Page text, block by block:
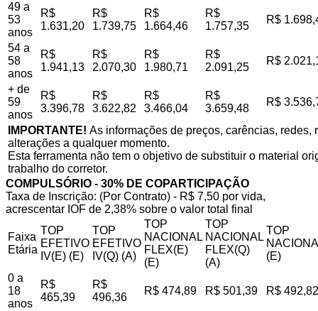
49 a
53
anos
R$
1.631,20
R$
1.739,75
R$
1.664,46
R$
1.757,35
R$
54 a
58
anos
R$
1.941,13
R$
2.070,30
R$
1.980,71
R$
2.091,25
R$
+ de
59
anos
R$
3.396,78
R$
3.622,82
R$
3.466,04
R$
3.659,48
R$
IMPORTANTE! As informações de preços, carências,
alterações a qualquer momento.
Esta ferramenta não tem o objetivo de substituir o material
trabalho do corretor.
COMPULSÓRIO - 30% DE COPARTICIPAÇÃO
Taxa de Inscrição: (Por Contrato) - R$ 7,50 por vida,
acrescentar IOF de 2,38% sobre o valor total final
Faixa
Etária
TOP
EFETIVO
IV(E) (E)
TOP
EFETIVO
IV(Q) (A)
TOP
NACIONAL
FLEX(E)
(E)
TOP
NACIONAL
FLEX(Q)
(A)
TOP
(E)
0 a
18
anos
R$
465,39
R$
496,36
R$ 474,89 R$ 501,39 R$ 492,82